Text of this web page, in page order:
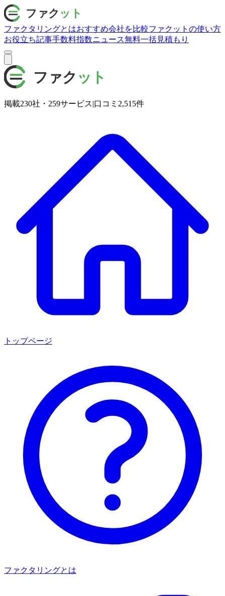
ファクタリングとはおすすめ会社を比較ファクットの使い方
お役立ち記事手数料指数ニュース無料一括見積もり
掲載230社・ 259サービス|口コミ 2,515件
トップページ
ファクタリングとは